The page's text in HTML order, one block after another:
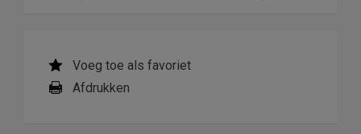
Voeg toe als favoriet
Afdrukken